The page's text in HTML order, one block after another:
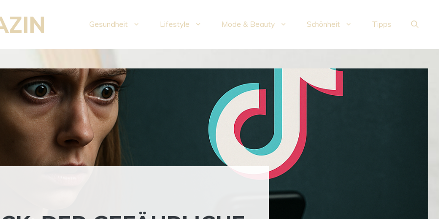
Gesundheit Lifestyle Mode & Beauty Schönheit Tipps